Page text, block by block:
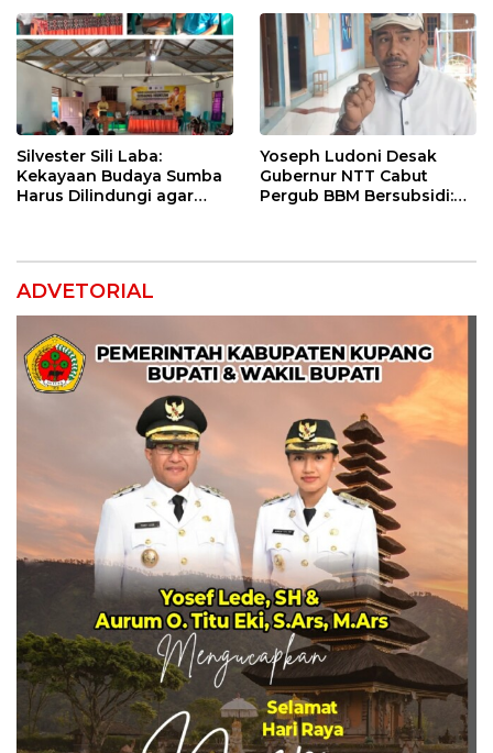
Mata Dioles Balsem
hingga Direndam Air Es
Polisi
Silvester Sili Laba:
Kekayaan Budaya Sumba
Harus Dilindungi agar
Yoseph Ludoni Desak
Gubernur NTT Cabut
Pergub BBM Bersubsidi:
ADVETORIAL